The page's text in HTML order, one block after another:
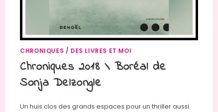
CHRONIQUES / DES LIVRES ET MOI
Chroniques 2018 \ Boréal de
Sonja Delzongle
Un huis clos des grands espaces pour un thriller aussi